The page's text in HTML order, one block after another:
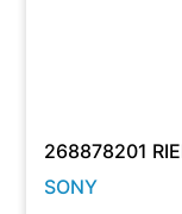
268878201
SONY